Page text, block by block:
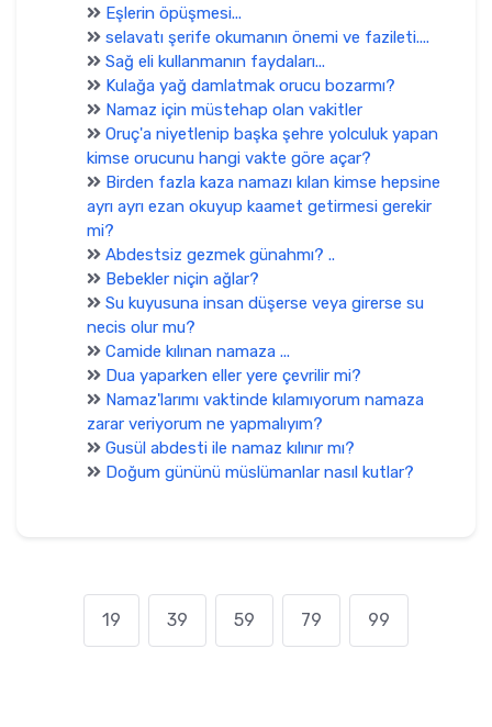
Eşlerin öpüşmesi...
selavatı şerife okumanın önemi ve fazileti....
Sağ eli kullanmanın faydaları...
Kulağa yağ damlatmak orucu bozarmı?
Namaz için müstehap olan vakitler
Oruç'a niyetlenip başka şehre yolculuk yapan
kimse orucunu hangi vakte göre açar?
Birden fazla kaza namazı kılan kimse hepsine
ayrı ayrı ezan okuyup kaamet getirmesi gerekir
mi?
Abdestsiz gezmek günahmı? ..
Bebekler niçin ağlar?
Su kuyusuna insan düşerse veya girerse su
necis olur mu?
Camide kılınan namaza ...
Dua yaparken eller yere çevrilir mi?
Namaz'larımı vaktinde kılamıyorum namaza
zarar veriyorum ne yapmalıyım?
Gusül abdesti ile namaz kılınır mı?
Doğum gününü müslümanlar nasıl kutlar?
19 39 59 79 99